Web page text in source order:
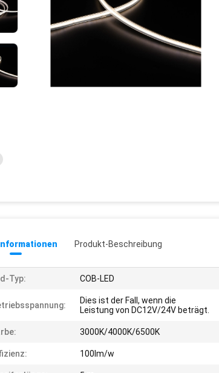
Produkt-Beschreibung
Typ: COB-LED
Dies ist der Fall, wenn die
Leistung von DC12V/24V beträgt.
3000K/4000K/6500K
100lm/w